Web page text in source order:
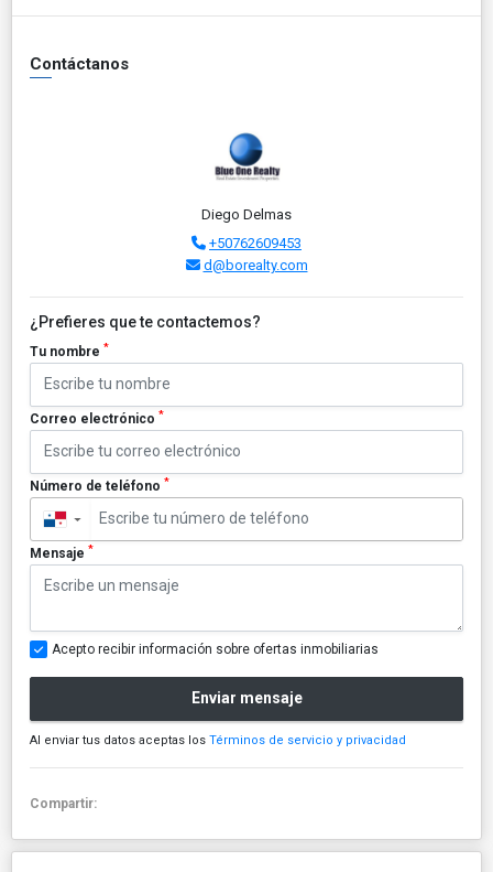
Contáctanos
Diego Delmas
+50762609453
d@borealty.com
¿Prefieres que te contactemos?
Tu nombre *
Correo electrónico *
Número de teléfono *
▼
Mensaje *
Acepto recibir información sobre ofertas inmobiliarias
Enviar mensaje
Al enviar tus datos aceptas los Términos de servicio y privacidad
Compartir: